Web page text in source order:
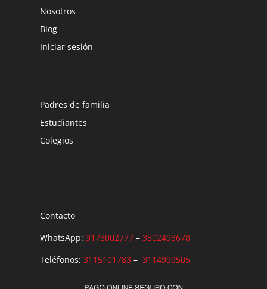
Nosotros
Blog
Iniciar sesión
Padres de familia
Estudiantes
Colegios
Contacto
WhatsApp:3173002777 –3502493678
Teléfonos:3115101783 –3114999505